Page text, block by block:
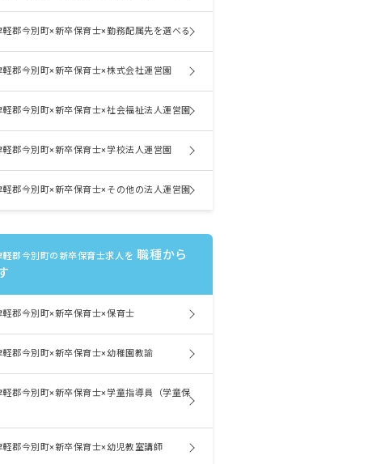
軽郡今別町×新卒保育士×勤務配属先を選べる
軽郡今別町×新卒保育士×株式会社運営園
軽郡今別町×新卒保育士×社会福祉法人運営園
軽郡今別町×新卒保育士×学校法人運営園
軽郡今別町×新卒保育士×その他の法人運営園
軽郡今別町の新卒保育士求人を 職種から
軽郡今別町×新卒保育士×保育士
軽郡今別町×新卒保育士×幼稚園教諭
軽郡今別町×新卒保育士×学童指導員（学童保
軽郡今別町×新卒保育士×幼児教室講師